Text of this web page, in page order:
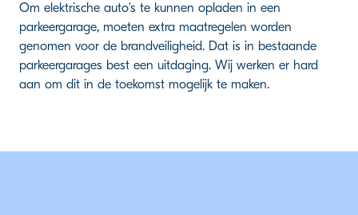
Om elektrische auto’s te kunnen opladen in een
parkeergarage, moeten extra maatregelen worden
genomen voor de brandveiligheid. Dat is in bestaande
parkeergarages best een uitdaging. Wij werken er hard
aan om dit in de toekomst mogelijk te maken.